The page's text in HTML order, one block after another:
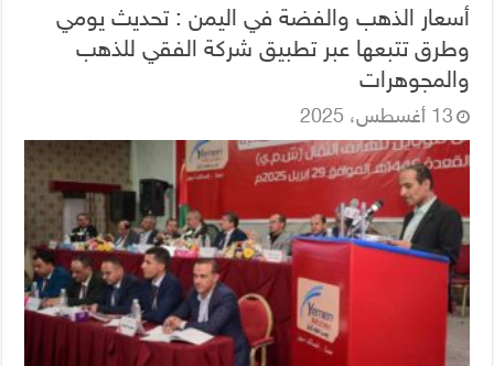
أسعار الذهب والفضة في اليمن : تحديث يومي
وطرق تتبعها عبر تطبيق شركة الفقي للذهب
والمجوهرات
13 أغسطس، 2025